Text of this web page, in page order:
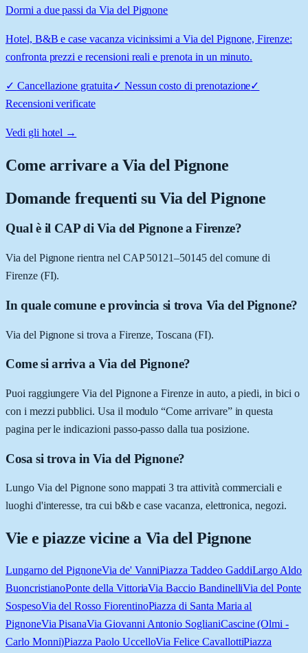
Dormi a due passi da Via del Pignone
Hotel, B&B e case vacanza vicinissimi a Via del Pignone, Firenze:
confronta prezzi e recensioni reali e prenota in un minuto.
✓ Cancellazione gratuita✓ Nessun costo di prenotazione✓
Recensioni verificate
Vedi gli hotel →
Come arrivare aVia del Pignone
Domande frequenti su Via del Pignone
Qual è il CAP di Via del Pignone a Firenze?
Via del Pignone rientra nel CAP 50121–50145 del comune di
Firenze (FI).
In quale comune e provincia si trova Via del Pignone?
Via del Pignone si trova a Firenze, Toscana (FI).
Come si arriva a Via del Pignone?
Puoi raggiungere Via del Pignone a Firenze in auto, a piedi, in bici o
con i mezzi pubblici. Usa il modulo “Come arrivare” in questa
pagina per le indicazioni passo-passo dalla tua posizione.
Cosa si trova in Via del Pignone?
Lungo Via del Pignone sono mappati 3 tra attività commerciali e
luoghi d'interesse, tra cui b&b e case vacanza, elettronica, negozi.
Vie e piazze vicine a Via del Pignone
Lungarno del PignoneVia de' VanniPiazza Taddeo GaddiLargo Aldo
BuoncristianoPonte della VittoriaVia Baccio BandinelliVia del Ponte
SospesoVia del Rosso FiorentinoPiazza di Santa Maria al
PignoneVia PisanaVia Giovanni Antonio SoglianiCascine (Olmi -
Carlo Monni)Piazza Paolo UccelloVia Felice CavallottiPiazza